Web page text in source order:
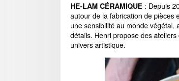
HE-LAM CÉRAMIQUE : Depuis
autour de la fabrication de pièces
une sensibilité au monde végétal,
détails. Henri propose des
univers artistique.